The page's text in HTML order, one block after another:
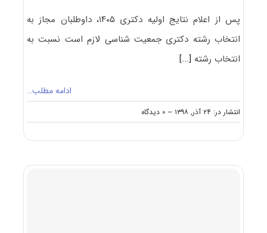
پس از اعلام نتایج اولیه دکتری ۱۴۰۵، داوطلبان مجاز به
انتخاب رشته دکتری جمعیت شناسی لازم است نسبت به
انتخاب رشته [...]
ادامه مطلب…
انتشار در: ۲۴ آذر, ۱۳۹۸ -- ۰ دیدگاه
on
نکات
دکتری